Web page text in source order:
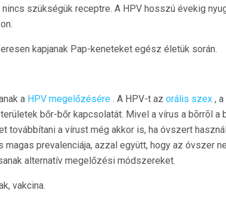
szükségük receptre. A HPV hosszú évekig
kapjanak Pap-keneteket egész életük során.
a HPV megelőzésére . A HPV-t az orális szex ,
bőr-bőr kapcsolatát. Mivel a vírus a bõrrõl a
továbbítani a vírust még akkor is, ha óvszert
prevalenciája, azzal együtt, hogy az óvszer
alternatív megelőzési módszereket.
vakcina.